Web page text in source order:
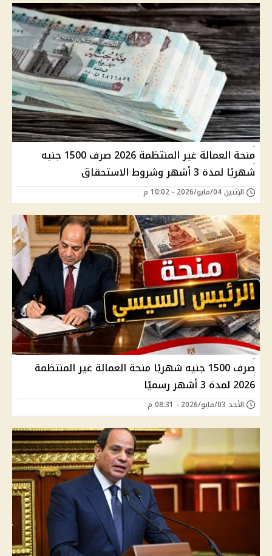
منحة العمالة غير المنتظمة 2026 صرف 1500 جنيه
شهريًا لمدة 3 أشهر وشروط الاستحقاق
الإثنين 04/مايو/2026 - 10:02 م
صرف 1500 جنيه شهريًا منحة العمالة غير المنتظمة
2026 لمدة 3 أشهر رسميًا
الأحد 03/مايو/2026 - 08:31 م